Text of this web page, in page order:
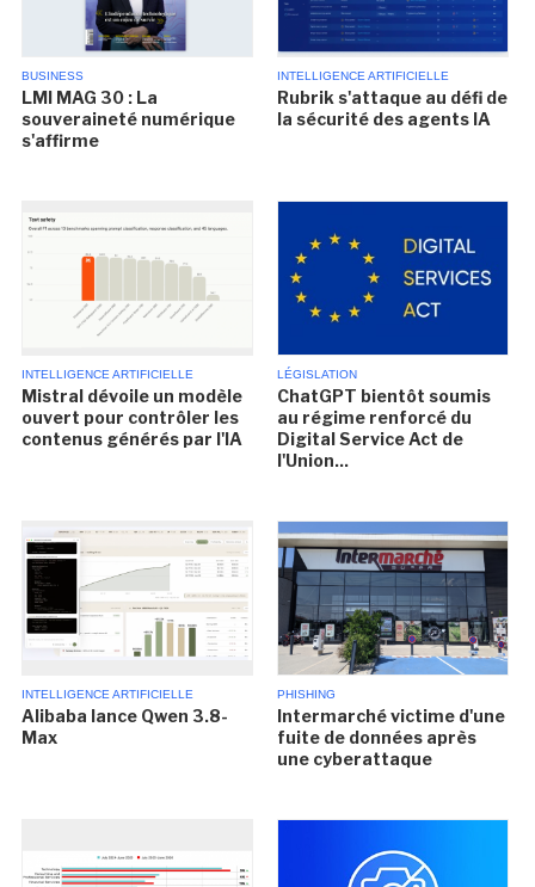
BUSINESS
LMI MAG 30 : La
souveraineté numérique
s'affirme
INTELLIGENCE ARTIFICIELLE
Rubrik s'attaque au défi de
la sécurité des agents IA
INTELLIGENCE ARTIFICIELLE
Mistral dévoile un modèle
ouvert pour contrôler les
contenus générés par l'IA
LÉGISLATION
ChatGPT bientôt soumis
au régime renforcé du
Digital Service Act de
l'Union...
INTELLIGENCE ARTIFICIELLE
Alibaba lance Qwen 3.8-
Max
PHISHING
Intermarché victime d'une
fuite de données après
une cyberattaque